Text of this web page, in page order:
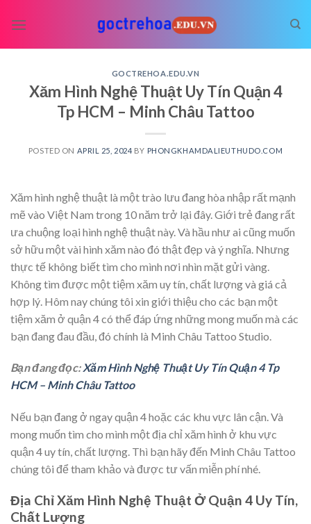
GOCTREHOA.EDU.VN
Xăm Hình Nghệ Thuật Uy Tín Quận 4
Tp HCM – Minh Châu Tattoo
POSTED ON APRIL 25, 2024 BY PHONGKHAMDALIEUTHUDO.COM
Xăm hình nghệ thuật là một trào lưu đang hòa nhập rất mạnh
mẽ vào Việt Nam trong 10 năm trở lại đây. Giới trẻ đang rất
ưa chuộng loại hình nghệ thuật này. Và hầu như ai cũng muốn
sở hữu một vài hình xăm nào đó thật đẹp và ý nghĩa. Nhưng
thực tế không biết tìm cho mình nơi nhìn mặt gửi vàng.
Không tìm được một tiệm xăm uy tín, chất lượng và giá cả
hợp lý. Hôm nay chúng tôi xin giới thiệu cho các bạn một
tiệm xăm ở quận 4có thể đáp ứng những mong muốn mà các
bạn đang đau đầu, đó chính là Minh Châu Tattoo Studio.
Bạn đang đọc:Xăm Hình Nghệ Thuật Uy Tín Quận 4 Tp
HCM – Minh Châu Tattoo
Nếu bạn đang ở ngay quận 4 hoặc các khu vực lân cận. Và
mong muốn tìm cho mình một địa chỉ xăm hình ở khu vực
quận 4 uy tín, chất lượng. Thì bạn hãy đến Minh Châu Tattoo
chúng tôi để tham khảo và được tư vấn miễn phí nhé.
Địa Chỉ Xăm Hình Nghệ Thuật Ở Quận 4 Uy Tín,
Chất Lượng